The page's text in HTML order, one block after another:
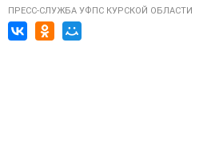
ПРЕСС-СЛУЖБА УФПС КУРСКОЙ ОБЛАСТИ